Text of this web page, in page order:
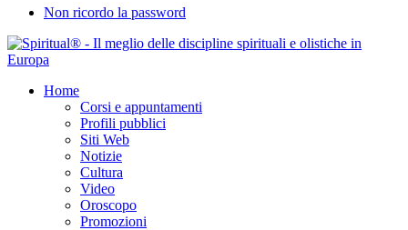
Non ricordo la password
Home
Corsi e appuntamenti
Profili pubblici
Siti Web
Notizie
Cultura
Video
Oroscopo
Promozioni